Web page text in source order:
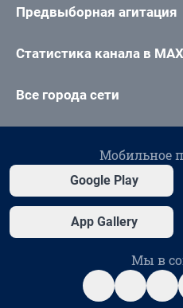
Предвыборная агитация
Статистика канала в MAX
Все города сети
Мобильное
Google Play
App Gallery
Мы в